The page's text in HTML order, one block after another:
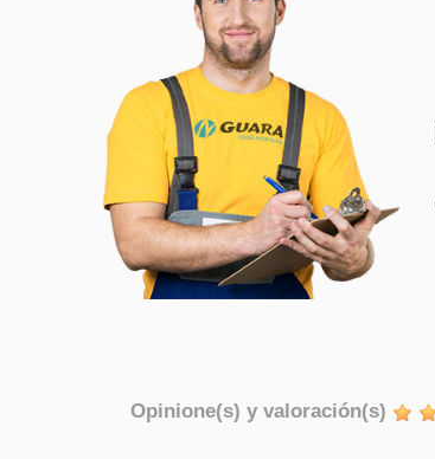
Opinione(s) y valoración(s)